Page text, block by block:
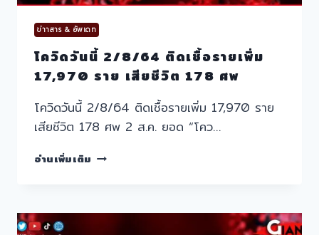
ข่าาสาร & อัพเดท
โควิดวันนี้ 2/8/64 ติดเชื้อรายเพิ่ม
17,970 ราย เสียชีวิต 178 ศพ
โควิดวันนี้ 2/8/64 ติดเชื้อรายเพิ่ม 17,970 ราย
เสียชีวิต 178 ศพ 2 ส.ค. ยอด “โคว…
อ่านเพิ่มเติม โค
2/8/64